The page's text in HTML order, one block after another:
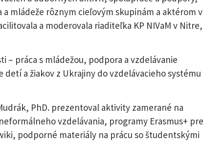
mládeže rôznym cieľovým skupinám a aktérom v
a moderovala riaditeľka KP NIVaM v Nitre,
– práca s mládežou, podpora a vzdelávanie
a žiakov z Ukrajiny do vzdelávacieho systému
PhD. prezentoval aktivity zamerané na
vzdelávania, programy Erasmus+ pre
podporné materiály na prácu so študentskými